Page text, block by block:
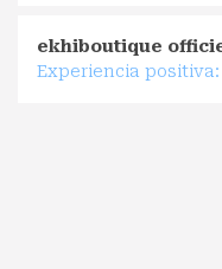
ekhiboutique
Experiencia positiva: